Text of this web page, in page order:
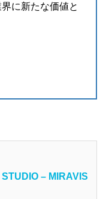
に新たな価値と
– MIRAVIS